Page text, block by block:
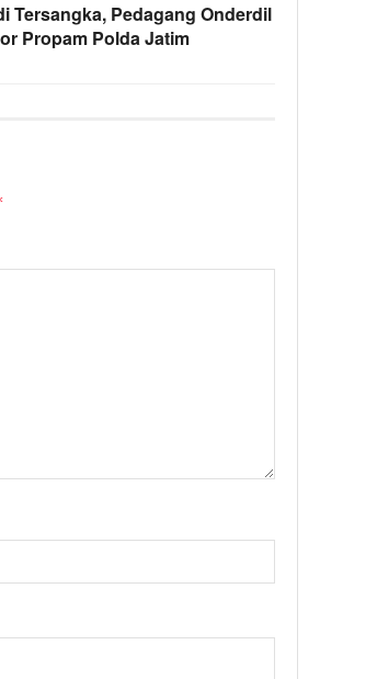
Tersangka, Pedagang Onderdil
Propam Polda Jatim